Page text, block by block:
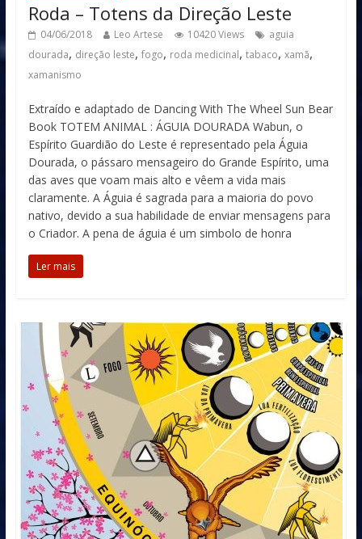
Roda – Totens da Direção Leste
04/06/2018 Leo Artese 10420 Views
aguia
dourada, direção leste, fogo, roda medicinal, tabaco, xamã,
xamanismo
Extraído e adaptado de Dancing With The Wheel Sun Bear
Book TOTEM ANIMAL : ÁGUIA DOURADA Wabun, o
Espírito Guardião do Leste é representado pela Águia
Dourada, o pássaro mensageiro do Grande Espírito, uma
das aves que voam mais alto e vêem a vida mais
claramente. A Águia é sagrada para a maioria do povo
nativo, devido a sua habilidade de enviar mensagens para
o Criador. A pena de águia é um simbolo de honra
Ler mais